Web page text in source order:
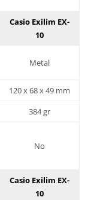
Casio Exilim EX-
10
Metal
120 x 68 x 49 mm
384 gr
No
Casio Exilim EX-
10